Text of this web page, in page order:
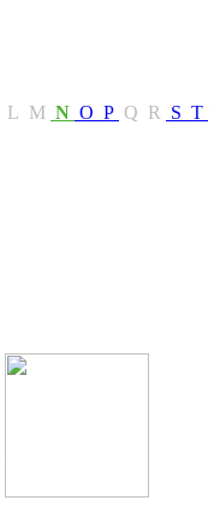
L M N O P Q R S T